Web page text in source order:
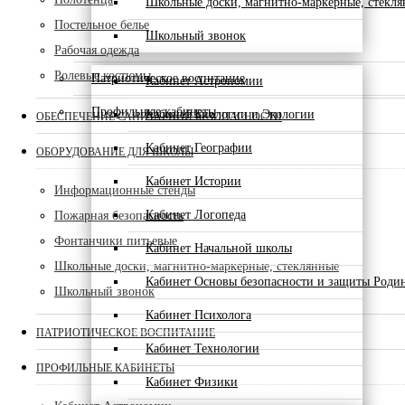
Школьный звонок
Патриотическое воспитание
Профильные кабинеты
Кабинет Астрономии
Кабинет Биологии и Экологии
Кабинет Географии
Кабинет Истории
Кабинет Логопеда
Кабинет Начальной школы
Кабинет Основы безопасности и защиты
Кабинет Психолога
Кабинет Технологии
Кабинет Физики
Постельное белье
Рабочая одежда
Ролевые костюмы
ОБЕСПЕЧЕНИЕ САНИТАРНОЙ БЕЗОПАСНОСТИ
ОБОРУДОВАНИЕ ДЛЯ ШКОЛЫ
Информационные стенды
Пожарная безопасность
Фонтанчики питьевые
Школьные доски, магнитно-маркерные, стеклянные
Школьный звонок
ПАТРИОТИЧЕСКОЕ ВОСПИТАНИЕ
ПРОФИЛЬНЫЕ КАБИНЕТЫ